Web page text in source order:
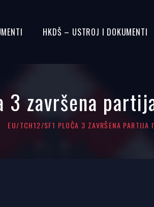
HKDŠ – USTROJ I DOKUMENTI
3 završena
EU/TCH12/SF1 PLOČA 3 ZAVRŠENA PARTIJA